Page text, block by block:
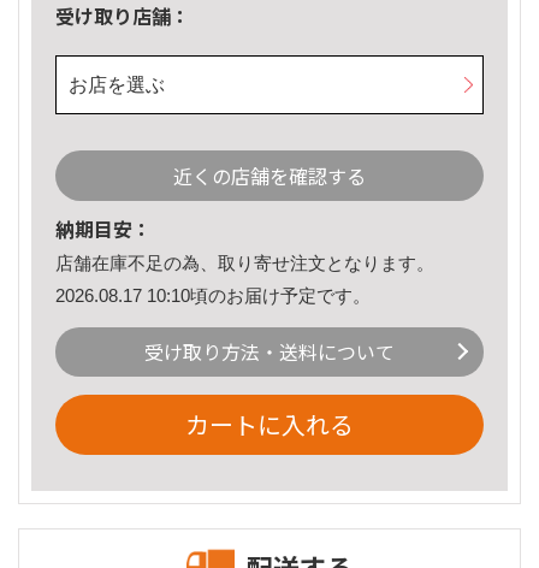
受け取り店舗：
お店を選ぶ
近くの店舗を確認する
納期目安：
店舗在庫不足の為、取り寄せ注文となります。
2026.08.17 10:10頃のお届け予定です。
受け取り方法・送料について
カートに入れる